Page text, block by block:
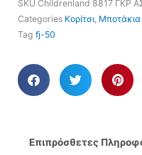
SKU Childrenland 8817 ΓΚΡ
Categories Κορίτσι,
Tag fj-50
Επιπρόσθετες